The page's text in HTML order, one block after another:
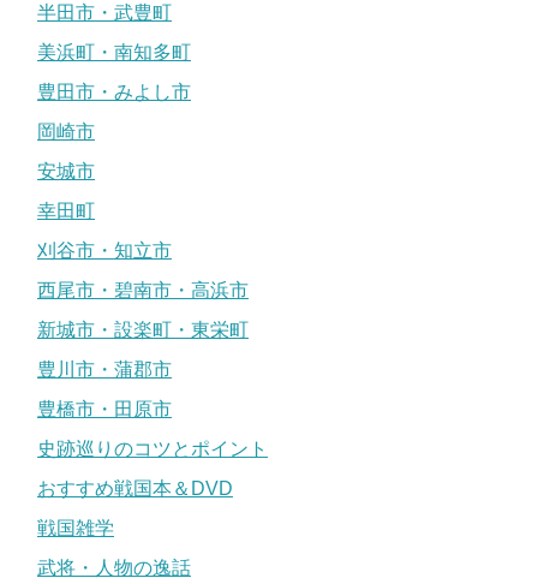
半田市・武豊町
美浜町・南知多町
豊田市・みよし市
岡崎市
安城市
幸田町
刈谷市・知立市
西尾市・碧南市・高浜市
新城市・設楽町・東栄町
豊川市・蒲郡市
豊橋市・田原市
史跡巡りのコツとポイント
おすすめ戦国本＆DVD
戦国雑学
武将・人物の逸話